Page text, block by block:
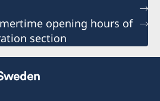
opening hours of
section